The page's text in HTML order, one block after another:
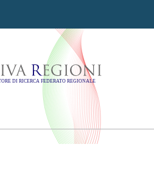
Regioni -